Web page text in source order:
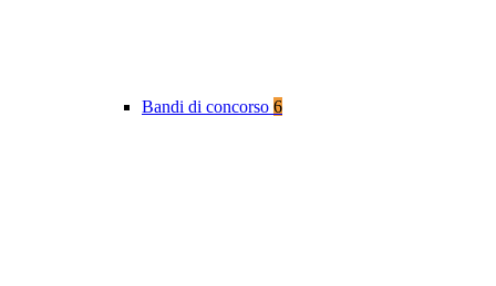
Bandi di concorso 6